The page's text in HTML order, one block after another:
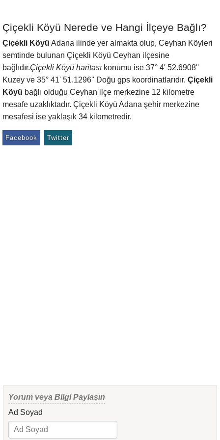
Çiçekli Köyü Nerede ve Hangi İlçeye Bağlı?
Çiçekli Köyü Adana ilinde yer almakta olup, Ceyhan Köyleri
semtinde bulunan Çiçekli Köyü Ceyhan ilçesine
bağlıdır.Çiçekli Köyü haritası konumu ise 37° 4' 52.6908''
Kuzey ve 35° 41' 51.1296'' Doğu gps koordinatlarıdır. Çiçekli
Köyü bağlı olduğu Ceyhan ilçe merkezine 12 kilometre
mesafe uzaklıktadır. Çiçekli Köyü Adana şehir merkezine
mesafesi ise yaklaşık 34 kilometredir.
Facebook Twitter
Yorum veya Bilgi Paylaşın
Ad Soyad